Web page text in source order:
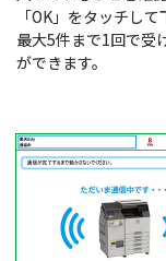
「OK」をタッチして
最大5件まで1回で受
ができます。